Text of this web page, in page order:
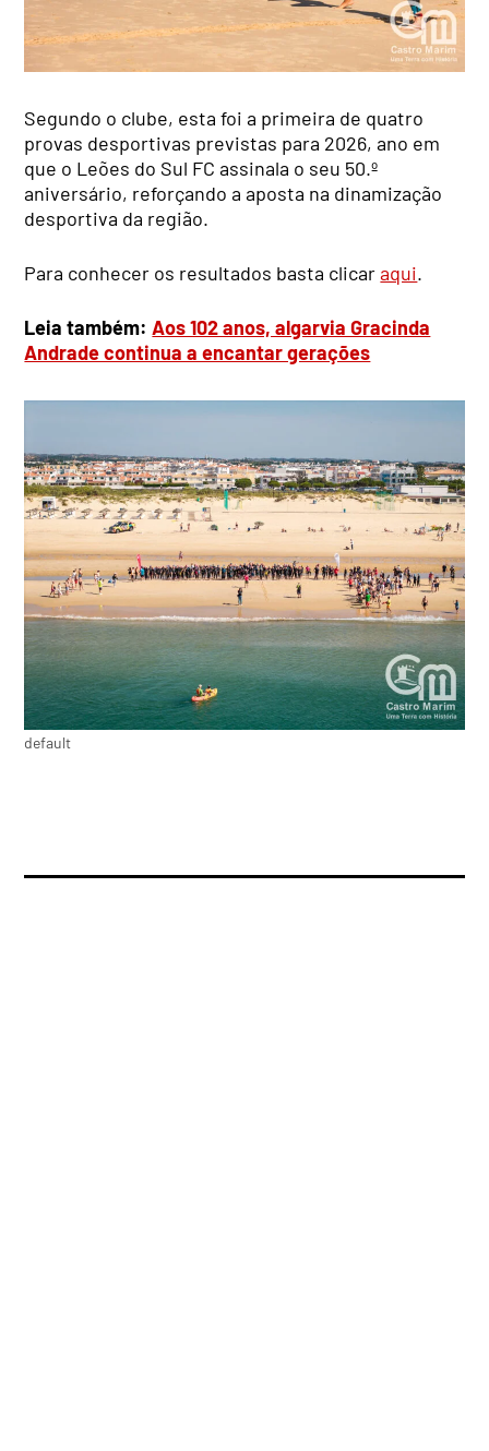
Segundo o clube, esta foi a primeira de quatro
provas desportivas previstas para 2026, ano em
que o Leões do Sul FC assinala o seu 50.º
aniversário, reforçando a aposta na dinamização
desportiva da região.
Para conhecer os resultados basta clicaraqui.
Leia também:Aos 102 anos, algarvia Gracinda
Andrade continua a encantar gerações
default